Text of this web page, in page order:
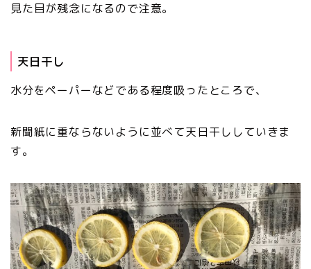
見た目が残念になるので注意。
天日干し
水分をペーパーなどである程度吸ったところで、
新聞紙に重ならないように並べて天日干ししていきま
す。